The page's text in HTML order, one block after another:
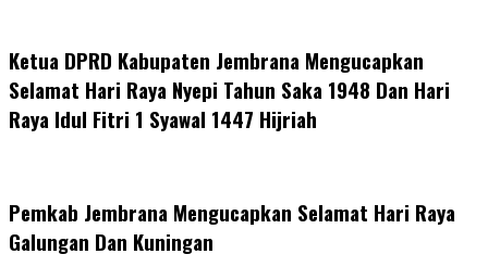
Ketua DPRD Kabupaten Jembrana Mengucapkan
Selamat Hari Raya Nyepi Tahun Saka 1948 Dan Hari
Raya Idul Fitri 1 Syawal 1447 Hijriah
Pemkab Jembrana Mengucapkan Selamat Hari Raya
Galungan Dan Kuningan